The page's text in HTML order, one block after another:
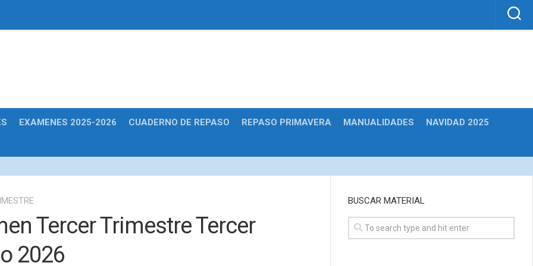
EXAMENES 2025-2026 CUADERNO DE REPASO REPASO PRIMAVERA MANUALIDADES
NAVIDAD 2025
Tercer Trimestre Tercer
2026
BUSCAR MATERIAL